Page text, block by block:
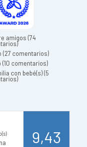
amigos (74
(27 comentarios)
(10 comentarios)
con bebé(s)(5
9,43